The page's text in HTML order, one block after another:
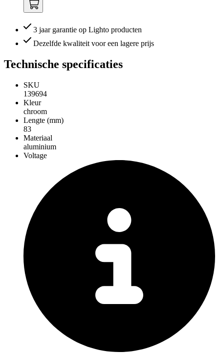
3 jaar garantie op Lighto producten
Dezelfde kwaliteit voor een lagere prijs
Technische specificaties
SKU
139694
Kleur
chroom
Lengte (mm)
83
Materiaal
aluminium
Voltage